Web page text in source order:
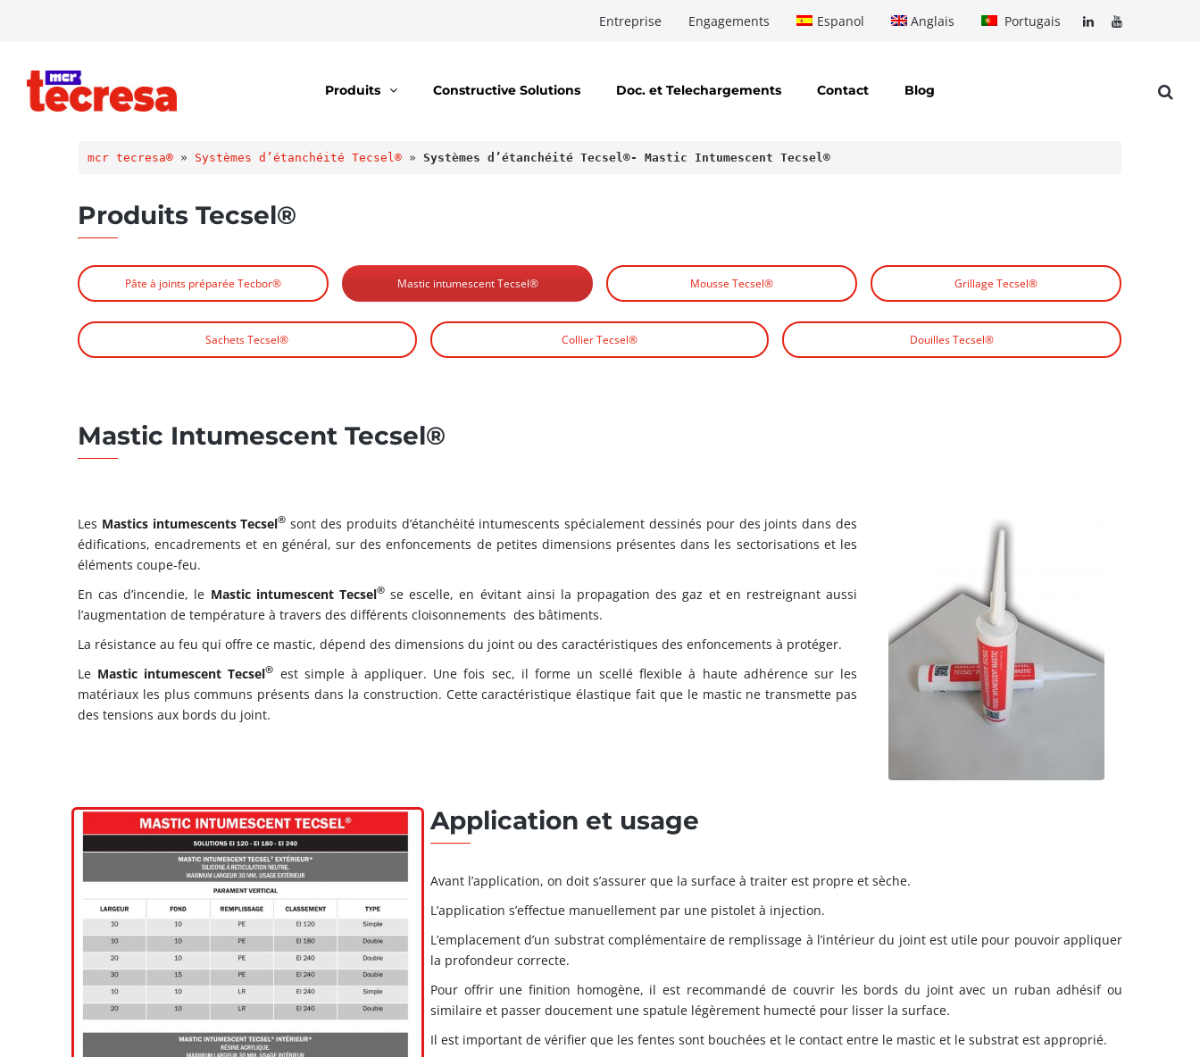
Entreprise Engagements Espanol Anglais Portugais
Produits Constructive Solutions Doc. et Telechargements Contact Blog
mcr tecresa® » Systèmes d’étanchéité Tecsel® » Systèmes d’étanchéité Tecsel®- Mastic Intumescent Tecsel®
Produits Tecsel®
Pâte à joints préparée Tecbor® Mastic intumescent Tecsel® Mousse Tecsel® Grillage Tecsel®
Sachets Tecsel® Collier Tecsel® Douilles Tecsel®
Mastic Intumescent Tecsel®
Les Mastics intumescents Tecsel® sont des produits d’étanchéité intumescents spécialement dessinés pour des joints dans des
édifications, encadrements et en général, sur des enfoncements de petites dimensions présentes dans les sectorisations et les
éléments coupe-feu.
En cas d’incendie, le Mastic intumescent Tecsel®se escelle, en évitant ainsi la propagation des gaz et en restreignant aussi
l’augmentation de température à travers des différents cloisonnements des bâtiments.
La résistance au feu qui offre ce mastic, dépend des dimensions du joint ou des caractéristiques des enfoncements à protéger.
Le Mastic intumescent Tecsel® est simple à appliquer. Une fois sec, il forme un scellé flexible à haute adhérence sur les
matériaux les plus communs présents dans la construction. Cette caractéristique élastique fait que le mastic ne transmette pas
des tensions aux bords du joint.
Application et usage
Avant l’application, on doit s’assurer que la surface à traiter est propre et sèche.
L’application s’effectue manuellement par une pistolet à injection.
L’emplacement d’un substrat complémentaire de remplissage à l’intérieur du joint est utile pour pouvoir appliquer
la profondeur correcte.
Pour offrir une finition homogène, il est recommandé de couvrir les bords du joint avec un ruban adhésif ou
similaire et passer doucement une spatule légèrement humecté pour lisser la surface.
Il est important de vérifier que les fentes sont bouchées et le contact entre le mastic et le substrat est approprié.